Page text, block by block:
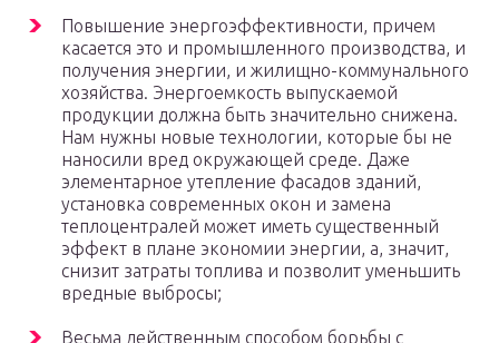
Повышение энергоэффективности, причем
касается это и промышленного производства, и
получения энергии, и жилищно-коммунального
хозяйства. Энергоемкость выпускаемой
продукции должна быть значительно снижена.
Нам нужны новые технологии, которые бы не
наносили вред окружающей среде. Даже
элементарное утепление фасадов зданий,
установка современных окон и замена
теплоцентралей может иметь существенный
эффект в плане экономии энергии, а, значит,
снизит затраты топлива и позволит уменьшить
вредные выбросы;
Весьма действенным способом борьбы с